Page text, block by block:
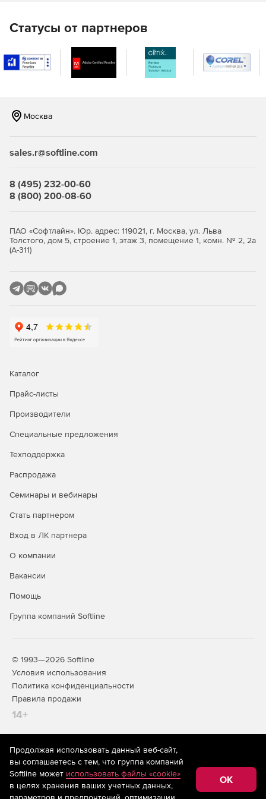
Расчет на прочность и устойчивость аппаратов
колонного типа с учетом ветровых нагрузок и
сейсмических воздействий осуществляется с
помощью модуля «ПАССАТ-Колонны». Расчет
проводится на основе ГОСТ 34233.9-2017.
аппаратов кожухотрубчатого типа и аппаратов
основе ГОСТ 34233.7-2017, РД 26-14-88, ГОСТ 30780-
Расчет на прочность и устойчивость горизонтальных
и вертикальных сосудов с учетом нагрузок от
2009, ГОСТ Р 55722-2013, ГОСТ 34283-2017.
«ПАССАТ-Резервуары» на основе СТО–СА–03–002–
2011, ГОСТ 31385-2016.
Статусы от партнеров
Москва
sales.r@softline.com
8 (495) 232-00-60
8 (800) 200-08-60
ПАО «Софтлайн». Юр. адрес: 119021, г. Москва, ул. Льва
Толстого, дом 5, строение 1, этаж 3, помещение 1, комн. № 2, 2а
(А-311)
Каталог
Прайс-листы
Производители
Специальные предложения
Техподдержка
Распродажа
Семинары и вебинары
Стать партнером
Вход в ЛК партнера
О компании
Вакансии
Помощь
Группа компаний Softline
© 1993—2026 Softline
Условия использования
Политика конфиденциальности
Правила продажи
14+
На информационном ресурсе store.softline.ru применяются
рекомендательные технологии(информационные технологии
предоставления информации на основе сбора,
систематизации и анализа сведений, относящихся к
предпочтениям пользователей сети «Интернет»,
Продолжая использовать данный веб-сайт,
вы соглашаетесь с тем, что группа компаний
Softline может использовать файлы «cookie»
в целях хранения ваших учетных данных,
OK